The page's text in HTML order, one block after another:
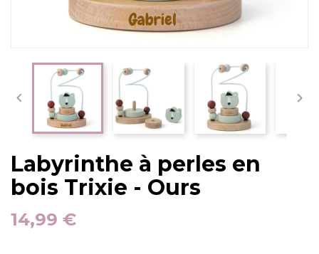
 
Labyrinthe à perles en
bois Trixie - Ours
14,99 €